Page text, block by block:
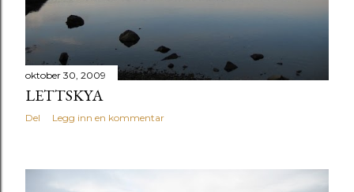
oktober 30, 2009
LETTSKYA
Del Legg inn en kommentar